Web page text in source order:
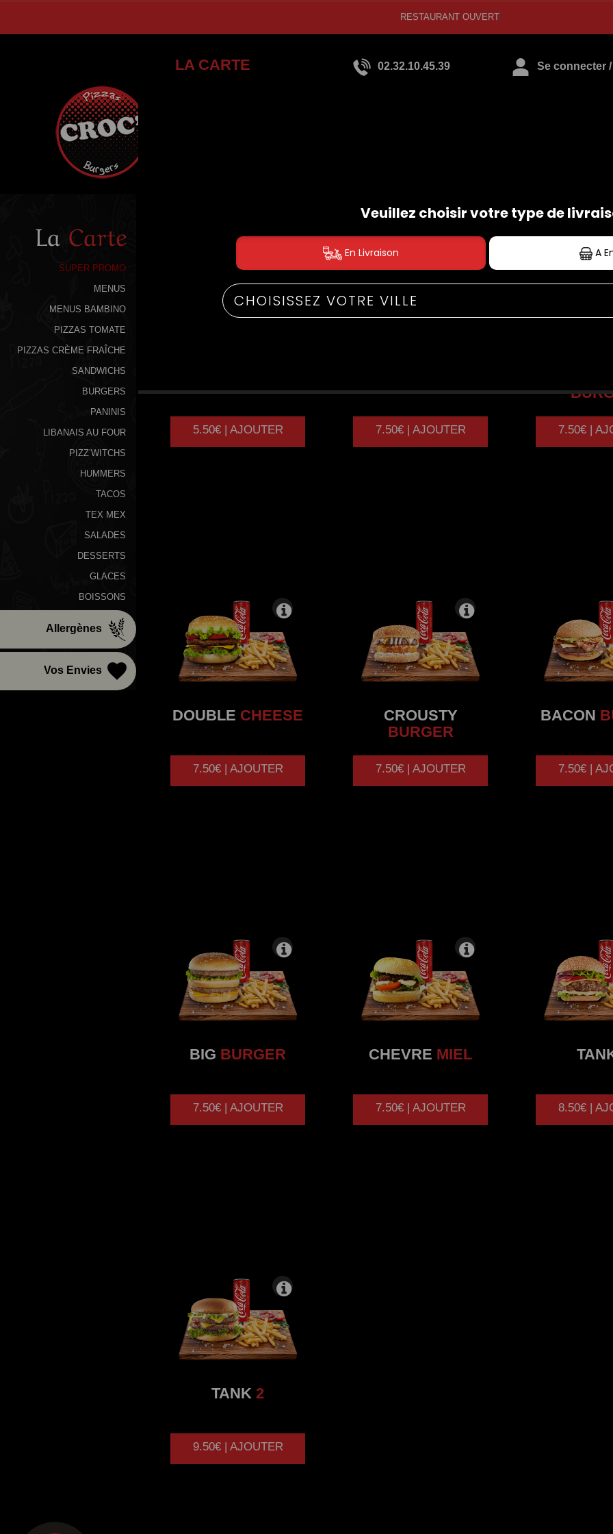
RESTAURANT OU
LA CARTE 02.32.10.45.39 Se connecter
La Carte
SUPER PROMO
MENUS
MENUS BAMBINO
PIZZAS TOMATE
PIZZAS CRÈME FRAÎCHE
SANDWICHS
BURGERS
PANINIS
LIBANAIS AU FOUR
PIZZ’WITCHS
HUMMERS
TACOS
TEX MEX
SALADES
DESSERTS
GLACES
BOISSONS
Allergènes
Vos Envies
BURGERS
5.50€ | AJOUTER 7.50€ | AJOUTER 7.50€ |
DOUBLE CHEESE
7.50€ | AJOUTER
CROUSTY
BURGER
7.50€ | AJOUTER
BACON
7.50€ |
BIG BURGER
7.50€ | AJOUTER
CHEVRE MIEL
7.50€ | AJOUTER 8.50€ |
TANK 2
9.50€ | AJOUTER